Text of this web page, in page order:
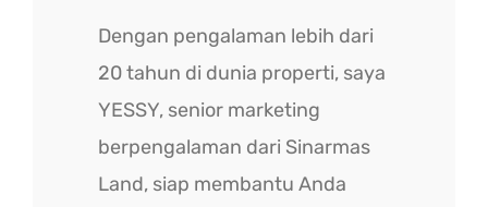
Dengan pengalaman lebih dari
20 tahun di dunia properti, saya
YESSY, senior marketing
berpengalaman dari Sinarmas
Land, siap membantu Anda